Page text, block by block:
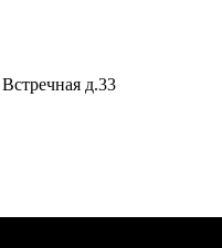
Встречная д.33